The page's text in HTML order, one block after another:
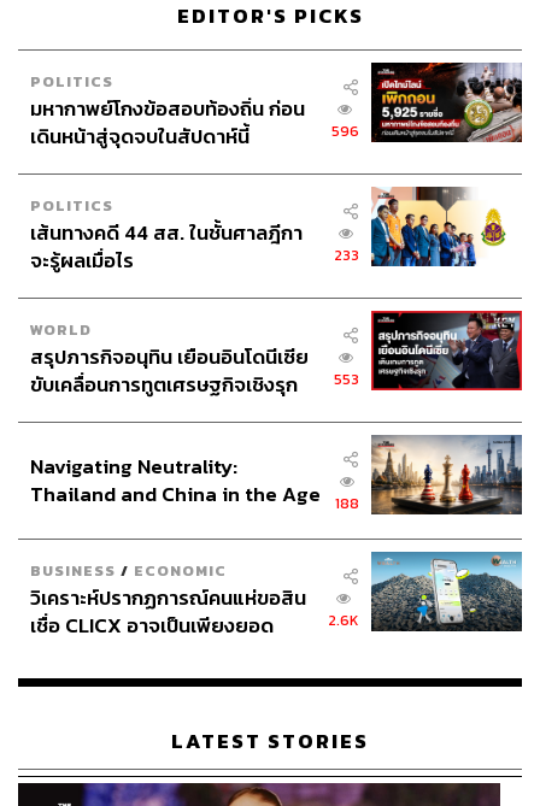
EDITOR'S PICKS
POLITICS
มหากาพย์โกงข้อสอบท้องถิ่น ก่อน
เดินหน้าสู่จุดจบในสัปดาห์นี้
596
POLITICS
เส้นทางคดี 44 สส. ในชั้นศาลฎีกา
จะรู้ผลเมื่อไร
233
WORLD
สรุปภารกิจอนุทิน เยือนอินโดนีเซีย
ขับเคลื่อนการทูตเศรษฐกิจเชิงรุก
553
Navigating Neutrality:
Thailand and China in the Age
188
BUSINESS / ECONOMIC
วิเคราะห์ปรากฏการณ์คนแห่ขอสิน
เชื่อ CLICX อาจเป็นเพียงยอด
เรือนไทยที่ถูกซุกไว้
2.6K
LATEST STORIES